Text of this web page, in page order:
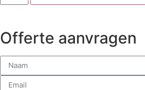
Offerte aanvragen